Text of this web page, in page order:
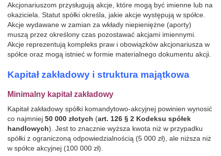
Akcjonariuszom przysługują akcje, które mogą być imienne lub na
okaziciela. Statut spółki określa, jakie akcje występują w spółce.
Akcje wydawane w zamian za wkłady niepieniężne (aporty)
muszą przez określony czas pozostawać akcjami imiennymi.
Akcje reprezentują kompleks praw i obowiązków akcjonariusza w
spółce oraz mogą istnieć w formie materialnego dokumentu akcji.
Kapitał zakładowy i struktura majątkowa
Minimalny kapitał zakładowy
Kapitał zakładowy spółki komandytowo-akcyjnej powinien wynosić
co najmniej 50 000 złotych (art. 126 § 2 Kodeksu spółek
handlowych). Jest to znacznie wyższa kwota niż w przypadku
spółki z ograniczoną odpowiedzialnością (5 000 zł), ale niższa niż
w spółce akcyjnej (100 000 zł).